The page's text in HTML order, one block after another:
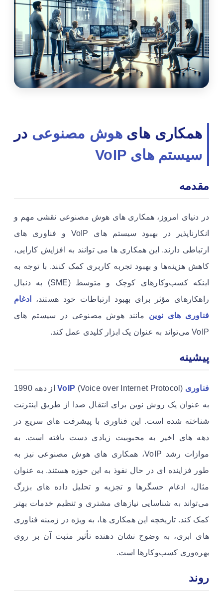
همکاری هایهوش مصنوعی در
سیستم های VoIP
مقدمه
در دنیای امروز، همکاری های هوش مصنوعی نقشی مهم و
انکارناپذیر در بهبود سیستم های VoIP و فناوری های
ارتباطی دارند. این همکاری ها می توانند به افزایش کارایی،
کاهش هزینه‌ها و بهبود تجربه کاربری کمک کنند. با توجه به
اینکه کسب‌وکارهای کوچک و متوسط (SME) به دنبال
راهکارهای مؤثر برای بهبود ارتباطات خود هستند،
ادغام
فناوری های نوین مانند هوش مصنوعی در سیستم های
VoIP می‌تواند به عنوان یک ابزار کلیدی عمل کند.
پیشینه
فناوری VoIP
(Voice over Internet Protocol) از دهه 1990
به عنوان یک روش نوین برای انتقال صدا از طریق اینترنت
شناخته شده است. این فناوری با پیشرفت های سریع در
دهه های اخیر به محبوبیت زیادی دست یافته است. به
موازات رشد VoIP، همکاری های هوش مصنوعی نیز به
طور فزاینده ای در حال نفوذ به این حوزه هستند. به عنوان
مثال، ادغام حسگرها و تجزیه و تحلیل داده های بزرگ
می‌تواند به شناسایی نیازهای مشتری و تنظیم خدمات بهتر
کمک کند. تاریخچه این همکاری ها، به ویژه در زمینه فناوری
های ابری، به وضوح نشان دهنده تأثیر مثبت آن بر روی
بهره‌وری کسب‌وکارها است.
روند